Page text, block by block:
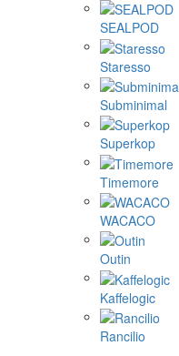
SEALPOD
Staresso
Subminimal
Superkop
Timemore
WACACO
Outin
Kaffelogic
Rancilio